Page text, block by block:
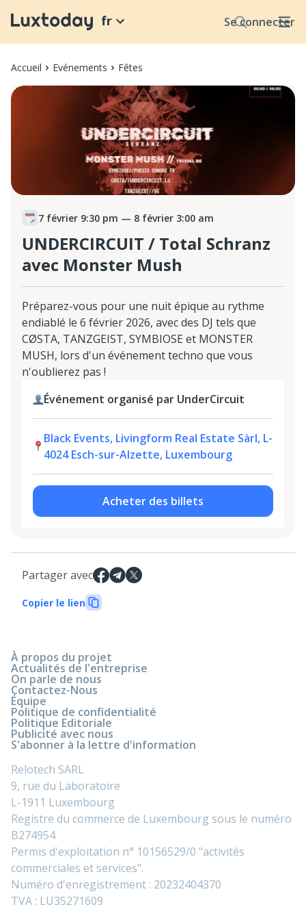
Se connecter
fr
Accueil Evénements Fêtes
7 février 9:30 pm — 8 février 3:00 am
UNDERCIRCUIT / Total Schranz
avec Monster Mush
Préparez-vous pour une nuit épique au rythme
endiablé le 6 février 2026, avec des DJ tels que
CØSTA, TANZGEIST, SYMBIOSE et MONSTER
MUSH, lors d'un événement techno que vous
n'oublierez pas !
Événement organisé par UnderCircuit
Black Events, Livingform Real Estate Sàrl, L-
4024 Esch-sur-Alzette, Luxembourg
Acheter des billets
Partager avec
Copier le lien
À propos du projet
Actualités de l'entreprise
On parle de nous
Contactez-Nous
Équipe
Politique de confidentialité
Politique Editoriale
Publicité avec nous
S'abonner à la lettre d'information
Relotech SARL
9, rue du Laboratoire
L-1911 Luxembourg
Registre du commerce de Luxembourg sous le numéro
B274954
Permis d'exploitation n° 10156529/0 "activités
commerciales et services".
Numéro d'enregistrement : 20232404370
TVA : LU35271609